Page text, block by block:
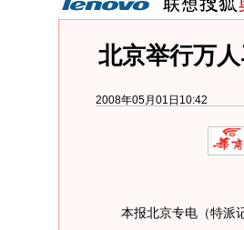
北京举行万
2008年05月01日10:42
本报北京专电（特派记